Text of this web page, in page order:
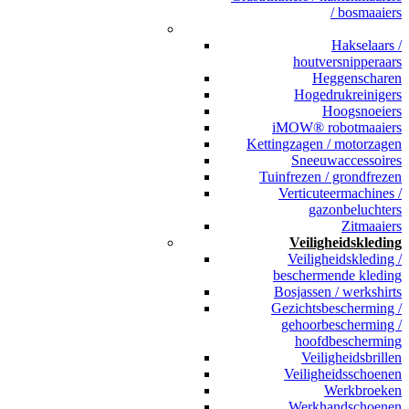
/ bosmaaiers
Hakselaars /
houtversnipperaars
Heggenscharen
Hogedrukreinigers
Hoogsnoeiers
iMOW® robotmaaiers
Kettingzagen / motorzagen
Sneeuwaccessoires
Tuinfrezen / grondfrezen
Verticuteermachines /
gazonbeluchters
Zitmaaiers
Veiligheidskleding
Veiligheidskleding /
beschermende kleding
Bosjassen / werkshirts
Gezichtsbescherming /
gehoorbescherming /
hoofdbescherming
Veiligheidsbrillen
Veiligheidsschoenen
Werkbroeken